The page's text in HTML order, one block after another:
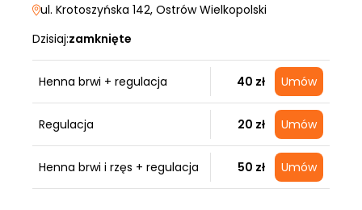
ul. Krotoszyńska 142, Ostrów Wielkopolski
Dzisiaj:zamknięte
Henna brwi + regulacja 40 zł Umów
Regulacja 20 zł Umów
Henna brwi i rzęs + regulacja 50 zł Umów